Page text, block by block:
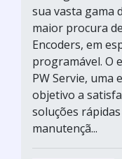
programável. O
PW Servie, uma
objetivo a
soluções
manutençã...
Cotar agora